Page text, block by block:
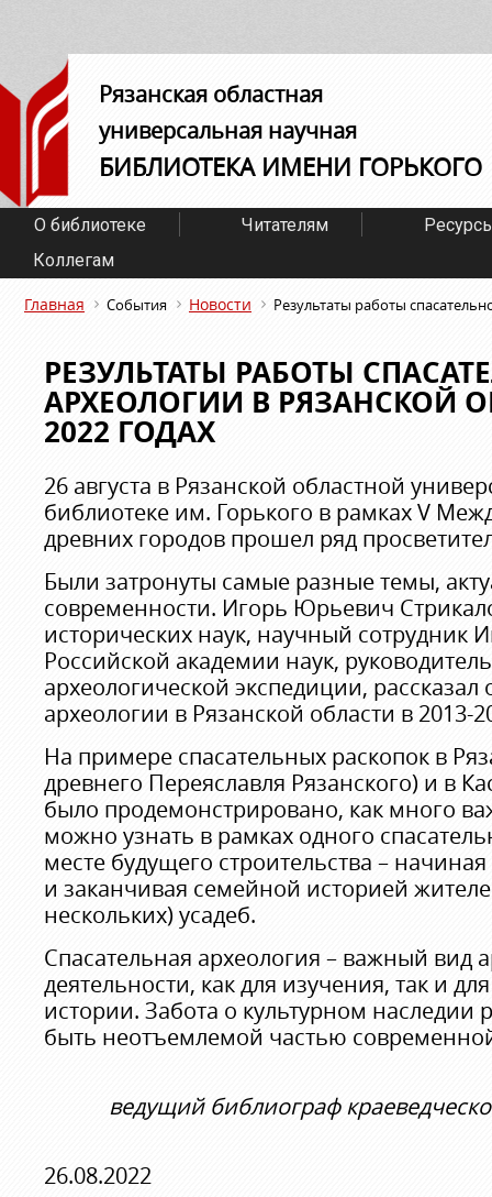
Рязанская областная
универсальная научная
БИБЛИОТЕКА ИМЕНИ ГОРЬКОГО
О библиотеке Читателям
Коллегам
Главная События Новости Результаты работы
РЕЗУЛЬТАТЫ РАБОТЫ
АРХЕОЛОГИИ В РЯЗАНСКОЙ
2022 ГОДАХ
26 августа в Рязанской областной
библиотеке им. Горького в рамках V
древних городов прошел ряд
Были затронуты самые разные темы,
современности. Игорь Юрьевич
исторических наук, научный сотрудник
Российской академии наук,
археологической экспедиции, рассказал
археологии в Рязанской области в 2013-
На примере спасательных раскопок в
древнего Переяславля Рязанского) и в
было продемонстрировано, как много
можно узнать в рамках одного
месте будущего строительства –
и заканчивая семейной историей
нескольких) усадеб.
Спасательная археология – важный вид
деятельности, как для изучения, так и
истории. Забота о культурном
быть неотъемлемой частью
ведущий библиограф
26.08.2022